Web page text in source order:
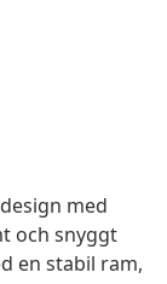
med
och snyggt
en stabil ram,